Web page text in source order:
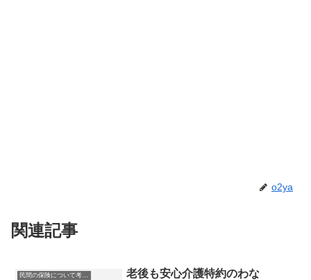
o2ya
関連記事
老後も安心介護特約のわな